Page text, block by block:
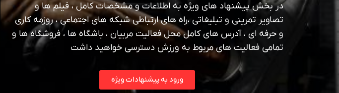
در بخش پیشنهاد های ویژه به اطلاعات و مشخصات کامل ، فیلم ها و
تصاویر تمرینی و تبلیغاتی ،راه های ارتباطی شبکه های اجتماعی ، روزمه کاری
و حرفه ای ، آدرس های کامل محل فعالیت مربیان ، باشگاه ها ، فروشگاه ها و
تمامی فعالیت های مربوط به ورزش دسترسی خواهید داشت
ورود به پیشنهادات ویژه